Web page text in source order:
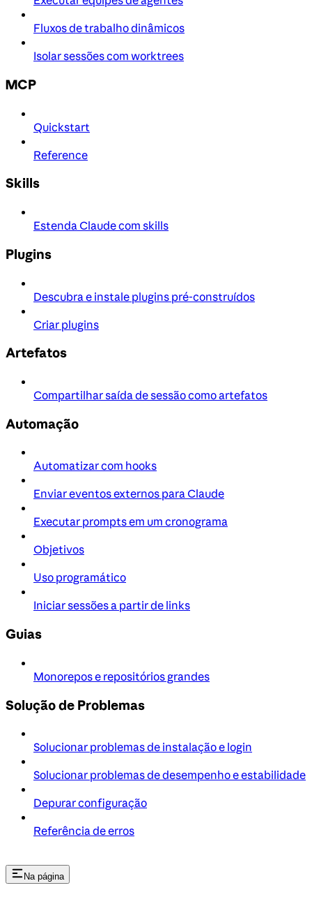
Fluxos de trabalho dinâmicos
Isolar sessões com worktrees
MCP
Quickstart
Reference
Skills
Estenda Claude com skills
Plugins
Descubra e instale plugins pré-construídos
Criar plugins
Artefatos
Compartilhar saída de sessão como artefatos
Automação
Automatizar com hooks
Enviar eventos externos para Claude
Executar prompts em um cronograma
Objetivos
Uso programático
Iniciar sessões a partir de links
Guias
Monorepos e repositórios grandes
Solução de Problemas
Solucionar problemas de instalação e login
Solucionar problemas de desempenho e estabilidade
Depurar configuração
Referência de erros
Na página